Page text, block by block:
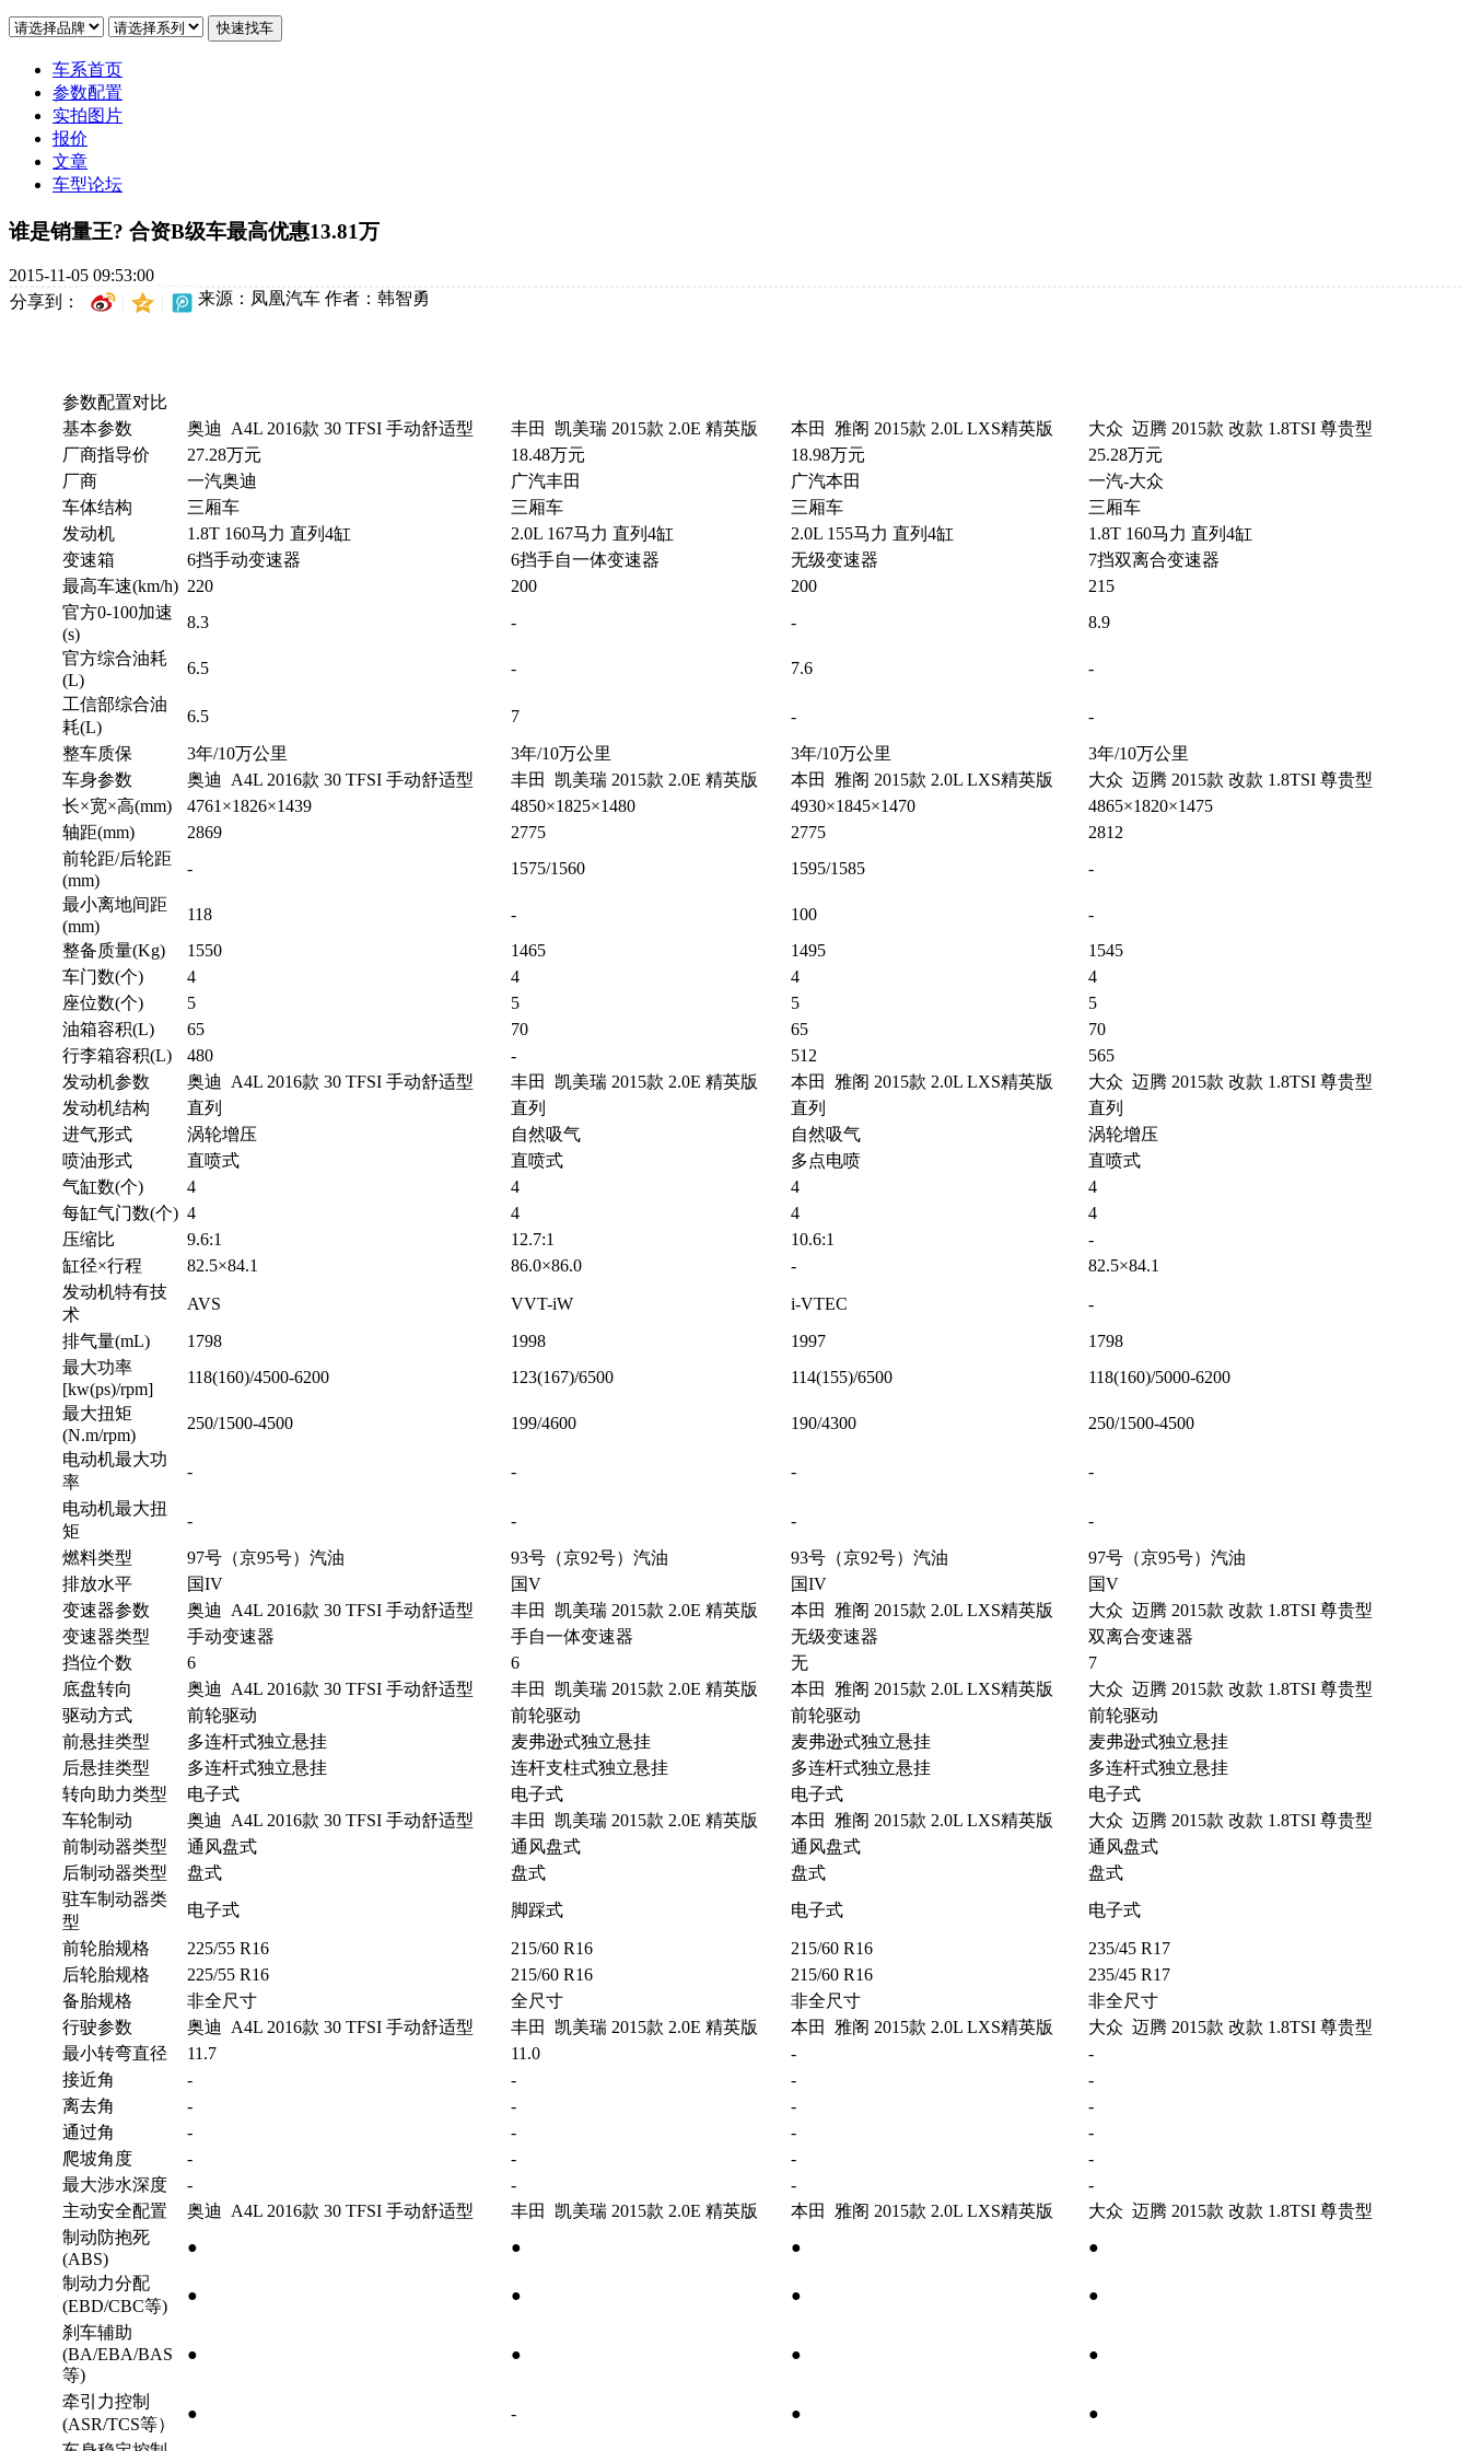
车系首页
参数配置
实拍图片
报价
文章
车型论坛
谁是销量王? 合资B级车最高优惠13.81万
2015-11-05 09:53:00
分享到：
来源：凤凰汽车 作者：韩智勇
参数配置对比
基本参数
奥迪 A4L 2016款 30 TFSI 手动舒适型 丰田 凯美瑞 2015款 2.0E 精英版 本田 雅阁 2015款 2.0L LXS精英版
大众 迈腾 2015款 改款 1.8TSI 尊贵型
厂商指导价
27.28万元 18.48万元 18.98万元
25.28万元
厂商
一汽奥迪 广汽丰田 广汽本田
一汽-大众
车体结构
三厢车 三厢车 三厢车
三厢车
发动机
1.8T 160马力 直列4缸 2.0L 167马力 直列4缸 2.0L 155马力 直列4缸
1.8T 160马力 直列4缸
变速箱
6挡手动变速器 6挡手自一体变速器 无级变速器
7挡双离合变速器
最高车速(km/h) 220 200 200
215
官方0-100加速
(s)
8.3 - -
8.9
官方综合油耗
(L)
6.5 - 7.6
-
工信部综合油
耗(L)
6.5 7 -
-
整车质保
3年/10万公里 3年/10万公里 3年/10万公里
3年/10万公里
车身参数
奥迪 A4L 2016款 30 TFSI 手动舒适型 丰田 凯美瑞 2015款 2.0E 精英版 本田 雅阁 2015款 2.0L LXS精英版
大众 迈腾 2015款 改款 1.8TSI 尊贵型
长×宽×高(mm)
4761×1826×1439 4850×1825×1480 4930×1845×1470
4865×1820×1475
轴距(mm)
2869 2775 2775
2812
前轮距/后轮距
(mm)
- 1575/1560 1595/1585
-
最小离地间距
(mm)
118 - 100
-
整备质量(Kg)
1550 1465 1495
1545
车门数(个)
4 4 4
4
座位数(个)
5 5 5
5
油箱容积(L)
65 70 65
70
行李箱容积(L)
480 - 512
565
发动机参数
奥迪 A4L 2016款 30 TFSI 手动舒适型 丰田 凯美瑞 2015款 2.0E 精英版 本田 雅阁 2015款 2.0L LXS精英版
大众 迈腾 2015款 改款 1.8TSI 尊贵型
发动机结构
直列 直列 直列
直列
进气形式
涡轮增压 自然吸气 自然吸气
涡轮增压
喷油形式
直喷式 直喷式 多点电喷
直喷式
气缸数(个)
4 4 4
4
每缸气门数(个) 4 4 4
4
压缩比
9.6:1 12.7:1 10.6:1
-
缸径×行程
82.5×84.1 86.0×86.0 -
82.5×84.1
发动机特有技
术
AVS VVT-iW i-VTEC
-
排气量(mL)
1798 1998 1997
1798
最大功率
[kw(ps)/rpm]
118(160)/4500-6200 123(167)/6500 114(155)/6500
118(160)/5000-6200
最大扭矩
(N.m/rpm)
250/1500-4500 199/4600 190/4300
250/1500-4500
电动机最大功
率
- - -
-
电动机最大扭
矩
- - -
-
燃料类型
97号（京95号）汽油 93号（京92号）汽油 93号（京92号）汽油
97号（京95号）汽油
排放水平
国IV 国V 国IV
国V
变速器参数
奥迪 A4L 2016款 30 TFSI 手动舒适型 丰田 凯美瑞 2015款 2.0E 精英版 本田 雅阁 2015款 2.0L LXS精英版
大众 迈腾 2015款 改款 1.8TSI 尊贵型
变速器类型
手动变速器 手自一体变速器 无级变速器
双离合变速器
挡位个数
6 6 无
7
底盘转向
奥迪 A4L 2016款 30 TFSI 手动舒适型 丰田 凯美瑞 2015款 2.0E 精英版 本田 雅阁 2015款 2.0L LXS精英版
大众 迈腾 2015款 改款 1.8TSI 尊贵型
驱动方式
前轮驱动 前轮驱动 前轮驱动
前轮驱动
前悬挂类型
多连杆式独立悬挂 麦弗逊式独立悬挂 麦弗逊式独立悬挂
麦弗逊式独立悬挂
后悬挂类型
多连杆式独立悬挂 连杆支柱式独立悬挂 多连杆式独立悬挂
多连杆式独立悬挂
转向助力类型
电子式 电子式 电子式
电子式
车轮制动
奥迪 A4L 2016款 30 TFSI 手动舒适型 丰田 凯美瑞 2015款 2.0E 精英版 本田 雅阁 2015款 2.0L LXS精英版
大众 迈腾 2015款 改款 1.8TSI 尊贵型
前制动器类型
通风盘式 通风盘式 通风盘式
通风盘式
后制动器类型
盘式 盘式 盘式
盘式
驻车制动器类
型
电子式 脚踩式 电子式 电子式
前轮胎规格 225/55 R16 215/60 R16 215/60 R16
235/45 R17
后轮胎规格
225/55 R16 215/60 R16 215/60 R16
235/45 R17
备胎规格
非全尺寸 全尺寸 非全尺寸
非全尺寸
行驶参数
奥迪 A4L 2016款 30 TFSI 手动舒适型 丰田 凯美瑞 2015款 2.0E 精英版 本田 雅阁 2015款 2.0L LXS精英版
大众 迈腾 2015款 改款 1.8TSI 尊贵型
最小转弯直径
11.7 11.0 -
-
接近角
- - -
-
离去角
- - -
-
通过角
- - -
-
爬坡角度
- - -
-
最大涉水深度
- - -
-
主动安全配置
奥迪 A4L 2016款 30 TFSI 手动舒适型 丰田 凯美瑞 2015款 2.0E 精英版 本田 雅阁 2015款 2.0L LXS精英版
大众 迈腾 2015款 改款 1.8TSI 尊贵型
制动防抱死
(ABS)
● ● ●
●
制动力分配
(EBD/CBC等)
● ● ●
●
刹车辅助
(BA/EBA/BAS
等)
● ● ● ●
牵引力控制
(ASR/TCS等）
● - ●
●